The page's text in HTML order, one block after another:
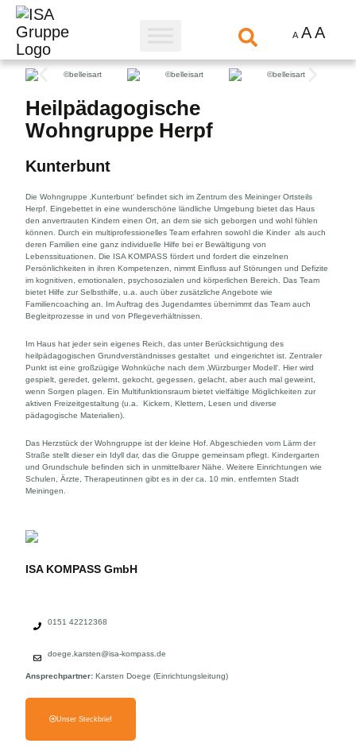
A AA
Heilpädagogische
Wohngruppe Herpf
Kunterbunt
Die Wohngruppe ‚Kunterbunt‘ befindet sich im Zentrum des Meininger Ortsteils
Herpf. Eingebettet in eine wunderschöne ländliche Umgebung bietet das Haus
den anvertrauten Kindern einen Ort, an dem sie sich geborgen und wohl fühlen
können. Durch ein multiprofessionelles Team erfahren sowohl die Kinder als auch
deren Familien eine ganz individuelle Hilfe bei er Bewältigung von
Lebenssituationen. Die ISA KOMPASS fördert und fordert die einzelnen
Persönlichkeiten in ihren Kompetenzen, nimmt Einfluss auf Störungen und Defizite
im kognitiven, emotionalen, psychosozialen und körperlichen Bereich. Das Team
bietet Hilfe zur Selbsthilfe, u.a. auch über zusätzliche Angebote wie
Familiencoaching an. Im Auftrag des Jugendamtes übernimmt das Team auch
Begleitprozesse in und von Pflegeverhältnissen.
Im Haus hat jeder sein eigenes Reich, das unter Berücksichtigung des
heilpädagogischen Grundverständnisses gestaltet und eingerichtet ist. Zentraler
Punkt ist eine großzügige Wohnküche nach dem ‚Würzburger Modell‘. Hier wird
gespielt, geredet, gelernt, gekocht, gegessen, gelacht, aber auch mal geweint,
wenn Sorgen plagen. Ein Multifunktionsraum bietet vielfältige Möglichkeiten zur
aktiven Freizeitgestaltung (u.a. Kickern, Klettern, Lesen und diverse
pädagogische Materialien).
Das Herzstück der Wohngruppe ist der kleine Hof. Abgeschieden vom Lärm der
Straße stellt dieser ein Idyll dar, das die Gruppe gemeinsam pflegt. Kindergarten
und Grundschule befinden sich in unmittelbarer Nähe. Weitere Einrichtungen wie
Schulen, Ärzte, Therapeutinnen gibt es in der ca. 10 min. entfernten Stadt
Meiningen.
ISA KOMPASS GmbH
0151 42212368
doege.karsten@isa-kompass.de
Ansprechpartner:Karsten Doege (Einrichtungsleitung)
Unser Steckbrief